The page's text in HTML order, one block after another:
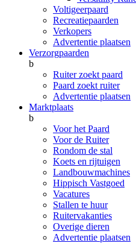
Voltigeerpaard
Recreatiepaarden
Verkopers
Advertentie plaatsen
Verzorgpaarden
b
Ruiter zoekt paard
Paard zoekt ruiter
Advertentie plaatsen
Marktplaats
b
Voor het Paard
Voor de Ruiter
Rondom de stal
Koets en rijtuigen
Landbouwmachines
Hippisch Vastgoed
Vacatures
Stallen te huur
Ruitervakanties
Overige dieren
Advertentie plaatsen